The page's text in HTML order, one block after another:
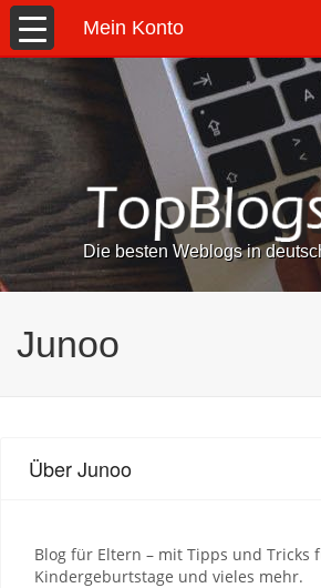
Mein Konto
Die besten Weblogs in
Junoo
Über Junoo
Blog für Eltern – mit Tipps und Tricks
Kindergeburtstage und vieles mehr.